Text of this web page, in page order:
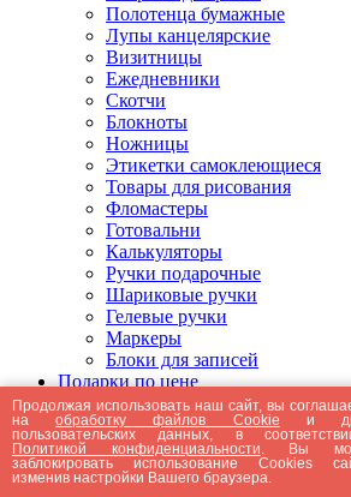
Полотенца бумажные
Лупы канцелярские
Визитницы
Ежедневники
Скотчи
Блокноты
Ножницы
Этикетки самоклеющиеся
Товары для рисования
Фломастеры
Готовальни
Калькуляторы
Ручки подарочные
Шариковые ручки
Гелевые ручки
Маркеры
Блоки для записей
Подарки по цене
Подарки от 5000 рублей
Подарки до 5000 рублей
Подарки до 3000 рублей
Подарки до 2000 рублей
Подарки до 1000 рублей
Продолжая использовать наш сайт, вы
наобработку файлов Cookie и
пользовательских данных, в
Политикой конфиденциальности . Вы
заблокировать использование Cookies
изменив настройки Вашего браузера.